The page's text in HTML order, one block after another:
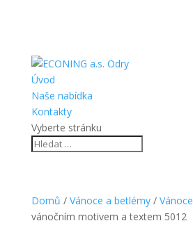
Úvod
Naše nabídka
Kontakty
Vyberte stránku
Domů / Vánoce a betlémy/ Vánoce
vánočním motivem a textem 5012